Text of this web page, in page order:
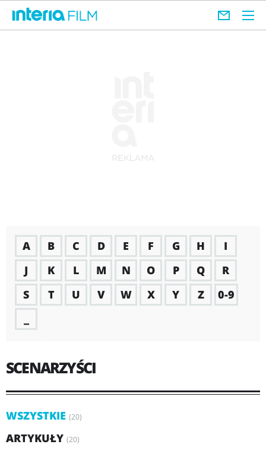
A B C D E F G H
I
J
K L M N O P Q
R
S
T U V W X Y Z
0-9
SCENARZYŚCI
WSZYSTKIE (20)
ARTYKUŁY (20)